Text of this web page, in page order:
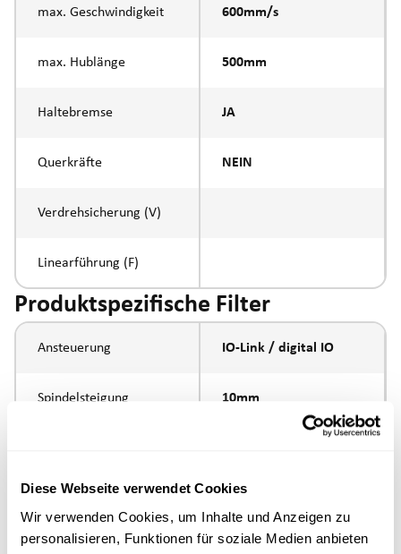
Diese Webseite verwendet Cookies
Wir verwenden Cookies, um Inhalte und Anzeigen zu
personalisieren, Funktionen für soziale Medien anbieten
max. Geschwindigkeit 600mm/s
max. Hublänge 500mm
Haltebremse JA
Querkräfte NEIN
Verdrehsicherung (V)
Linearführung (F)
Produktspezifische Filter
Ansteuerung IO-Link / digital IO
Spindelsteigung 10mm
Kolbenstangen-
Anbindung
Aussengewinde
M16x1.5